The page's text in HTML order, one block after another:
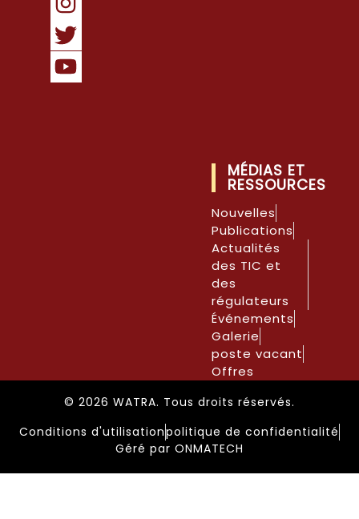
MÉDIAS ET
RESSOURCES
Nouvelles
Publications
Actualités
des TIC et
des
régulateurs
Événements
Galerie
poste vacant
Offres
© 2026 WATRA. Tous droits réservés.
Conditions d'utilisationpolitique de confidentialité
Géré par ONMATECH